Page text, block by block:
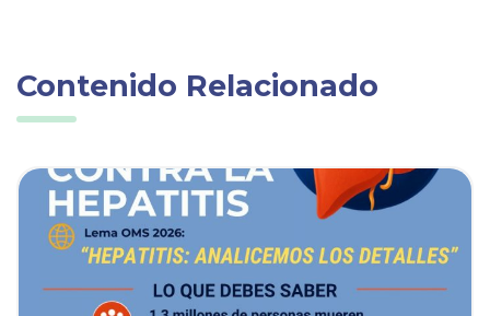
Contenido Relacionado
Ver noticia